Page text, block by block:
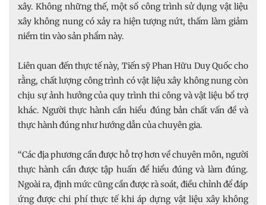
xây. Không những thế, một số công trình sử dụng vật liệu
xây không nung có xảy ra hiện tượng nứt, thấm làm giảm
niềm tin vào sản phẩm này.
Liên quan đến thực tế này, Tiến sỹ Phan Hữu Duy Quốc cho
rằng, chất lượng công trình có vật liệu xây không nung còn
chịu sự ảnh hưởng của quy trình thi công và vật liệu bổ trợ
khác. Người thực hành cần hiểu đúng bản chất vấn đề và
thực hành đúng như hướng dẫn của chuyên gia.
“Các địa phương cần được hỗ trợ hơn về chuyên môn, người
thực hành cần được tập huấn để hiểu đúng và làm đúng.
Ngoài ra, định mức cũng cần được rà soát, điều chỉnh để đáp
ứng được chi phí thực tế khi áp dựng vật liệu xây không